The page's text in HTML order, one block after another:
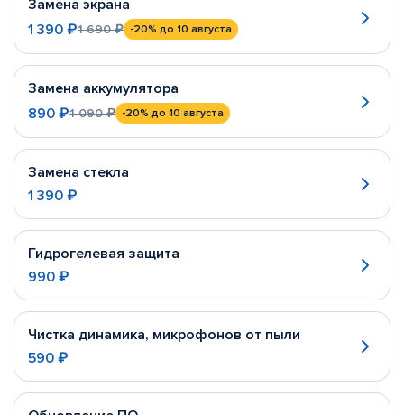
Замена экрана
1 390 ₽1 690 ₽ -20% до 10 августа
Замена аккумулятора
890 ₽1 090 ₽ -20% до 10 августа
Замена стекла
1 390 ₽
Гидрогелевая защита
990 ₽
Чистка динамика, микрофонов от пыли
590 ₽